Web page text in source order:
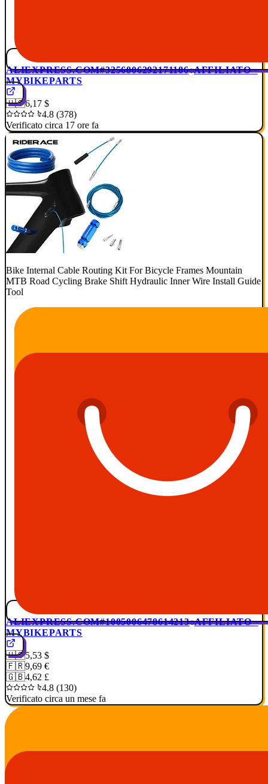
ALIEXPRESS.COM#3256806292171186 AFFILIATO ·
MYBIKEPARTS
🇺🇸6,17 $
4.8 (378)
Verificato circa 17 ore fa
Bike Internal Cable Routing Kit For Bicycle Frames Mountain
MTB Road Cycling Brake Shift Hydraulic Inner Wire Install Guide
Tool
ALIEXPRESS.COM#1005006478614213 AFFILIATO ·
MYBIKEPARTS
🇺🇸5,53 $
🇫🇷9,69 €
🇬🇧4,62 £
4.8 (130)
Verificato circa un mese fa